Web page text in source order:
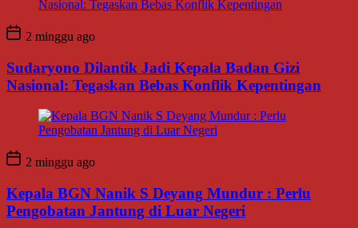
2 minggu ago
Sudaryono Dilantik Jadi Kepala Badan Gizi
Nasional: Tegaskan Bebas Konflik Kepentingan
2 minggu ago
Kepala BGN Nanik S Deyang Mundur : Perlu
Pengobatan Jantung di Luar Negeri